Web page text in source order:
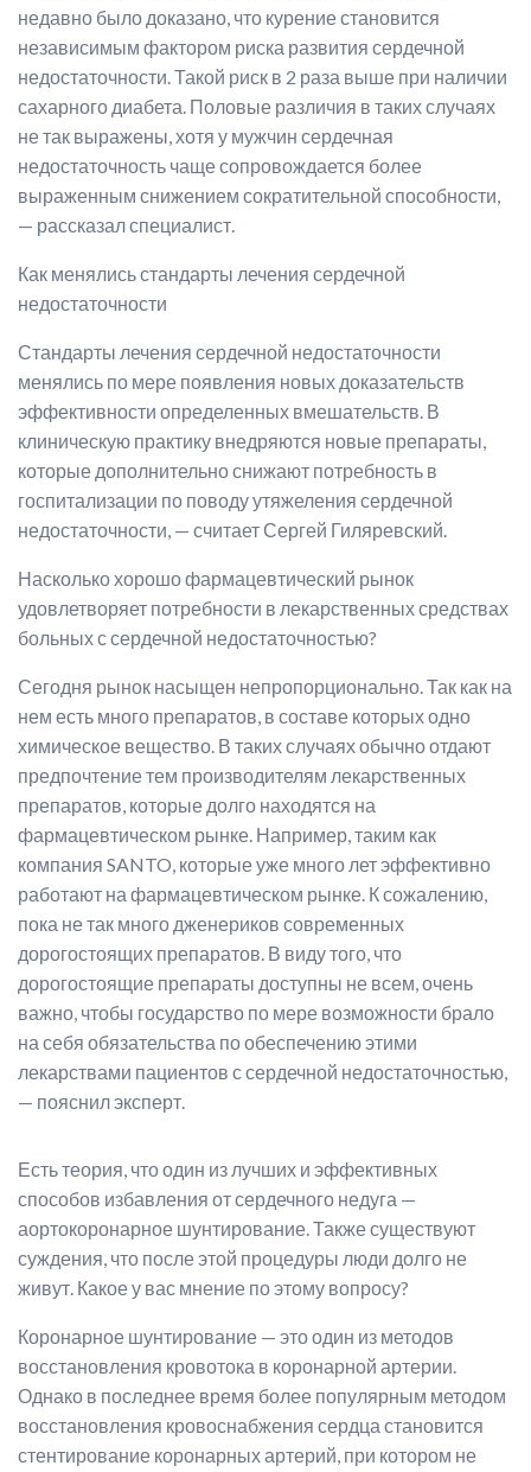
недавно было доказано, что курение становится
независимым фактором риска развития сердечной
недостаточности. Такой риск в 2 раза выше при наличии
сахарного диабета. Половые различия в таких случаях
не так выражены, хотя у мужчин сердечная
недостаточность чаще сопровождается более
выраженным снижением сократительной способности,
— рассказал специалист.
Как менялись стандарты лечения сердечной
недостаточности
Стандарты лечения сердечной недостаточности
менялись по мере появления новых доказательств
эффективности определенных вмешательств. В
клиническую практику внедряются новые препараты,
которые дополнительно снижают потребность в
госпитализации по поводу утяжеления сердечной
недостаточности, — считает Сергей Гиляревский.
Насколько хорошо фармацевтический рынок
удовлетворяет потребности в лекарственных средствах
больных с сердечной недостаточностью?
Сегодня рынок насыщен непропорционально. Так как на
нем есть много препаратов, в составе которых одно
химическое вещество. В таких случаях обычно отдают
предпочтение тем производителям лекарственных
препаратов, которые долго находятся на
фармацевтическом рынке. Например, таким как
компания SANTO, которые уже много лет эффективно
работают на фармацевтическом рынке. К сожалению,
пока не так много дженериков современных
дорогостоящих препаратов. В виду того, что
дорогостоящие препараты доступны не всем, очень
важно, чтобы государство по мере возможности брало
на себя обязательства по обеспечению этими
лекарствами пациентов с сердечной недостаточностью,
— пояснил эксперт.
Есть теория, что один из лучших и эффективных
способов избавления от сердечного недуга —
аортокоронарное шунтирование. Также существуют
суждения, что после этой процедуры люди долго не
живут. Какое у вас мнение по этому вопросу?
Коронарное шунтирование — это один из методов
восстановления кровотока в коронарной артерии.
Однако в последнее время более популярным методом
восстановления кровоснабжения сердца становится
стентирование коронарных артерий, при котором не